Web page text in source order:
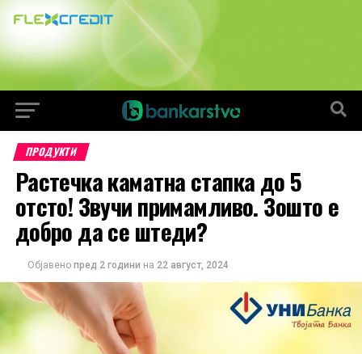
ПРОДУКТИ
Растечка каматна стапка до 5
отсто! Звучи примамливо. Зошто е
добро да се штеди?
Објавено пред 2 години на 22 август, 2024